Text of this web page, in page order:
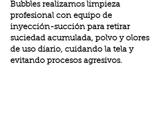
Bubbles realizamos limpieza
profesional con equipo de
inyección-succión para retirar
suciedad acumulada, polvo y olores
de uso diario, cuidando la tela y
evitando procesos agresivos.